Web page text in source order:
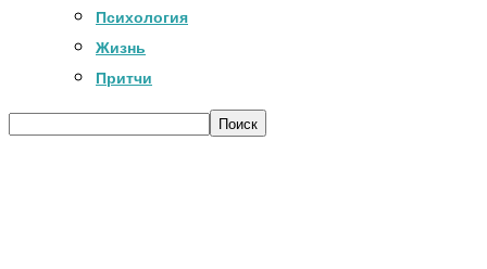
Психология
Жизнь
Притчи